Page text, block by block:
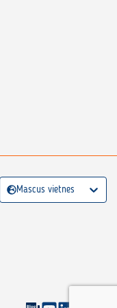
Mascus vietnes